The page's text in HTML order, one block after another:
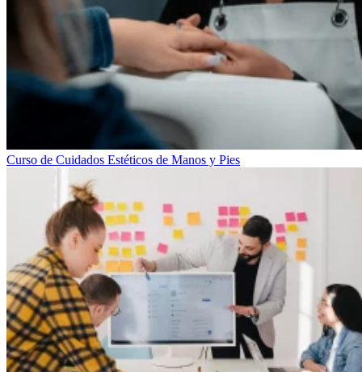
Curso de Cuidados Estéticos de Manos y Pies